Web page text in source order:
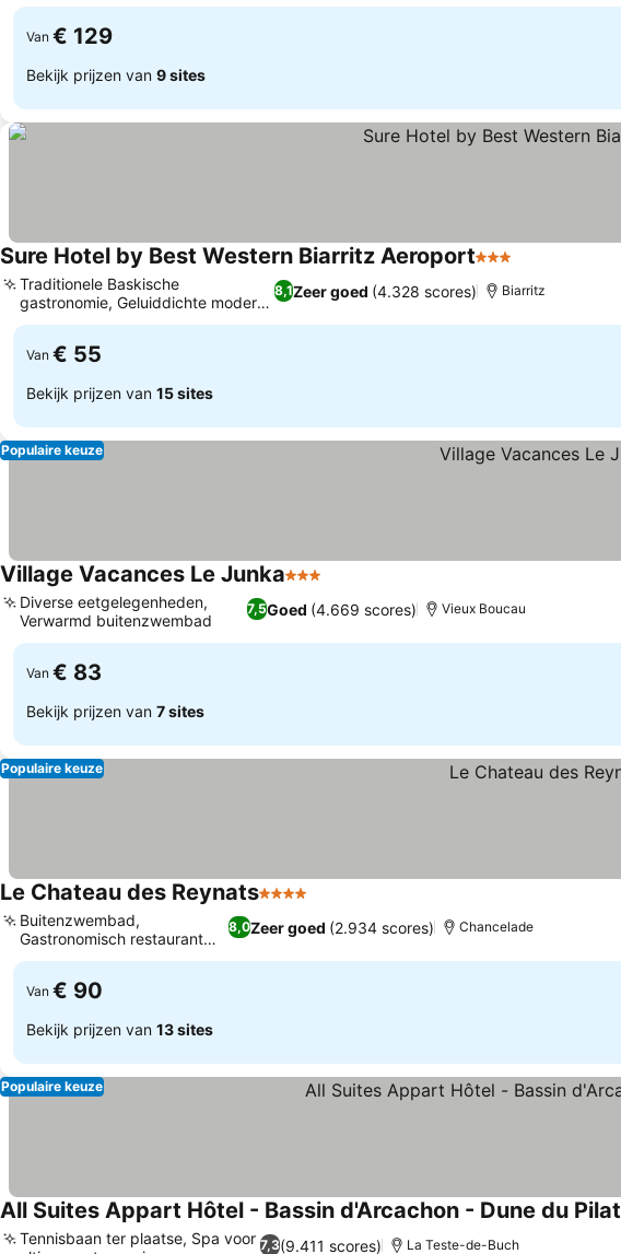
Van € 129
Bekijk prijzen van 9 sites
Sure Hotel by Best Western Biarritz Aeroport3 Sterren
8,1Zeer goed (4.328 scores)
Traditionele Baskische
gastronomie, Geluiddichte moderne
kamers
Biarritz
Van € 55
Bekijk prijzen van 15 sites
Populaire keuze
Village Vacances Le Junka3 Sterren
7,5Goed (4.669 scores)
Diverse eetgelegenheden,
Verwarmd buitenzwembad
Vieux Boucau
Van € 83
Bekijk prijzen van 7 sites
Populaire keuze
Le Chateau des Reynats4 Sterren
8,0Zeer goed (2.934 scores)
Buitenzwembad,
Gastronomisch restaurant
L'Oison
Chancelade
Van € 90
Bekijk prijzen van 13 sites
Populaire keuze
All Suites Appart Hôtel - Bassin d'Arcachon - Dune du Pilat
7,3(9.411 scores)
Tennisbaan ter plaatse, Spa voor
La Teste-de-Buch